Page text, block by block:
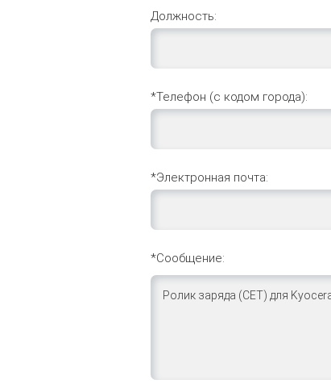
Должность:
*Телефон (с кодом города):
*Электронная почта:
*Сообщение: